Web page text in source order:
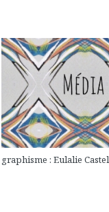
graphisme : Eulalie Castel